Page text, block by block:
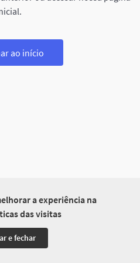
a experiência na
das visitas
e fechar
ao início